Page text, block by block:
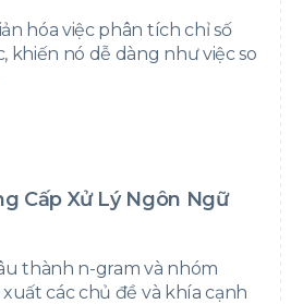
hóa việc phân tích chỉ số
khiến nó dễ dàng như việc so
Cấp Xử Lý Ngôn Ngữ
thành n-gram và nhóm
các chủ đề và khía cạnh